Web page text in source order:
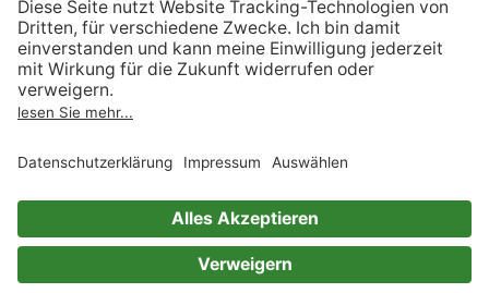
Informationen nach Data
Act
Verträge hier kündigen
Impressum
Immer ein gutes Buch